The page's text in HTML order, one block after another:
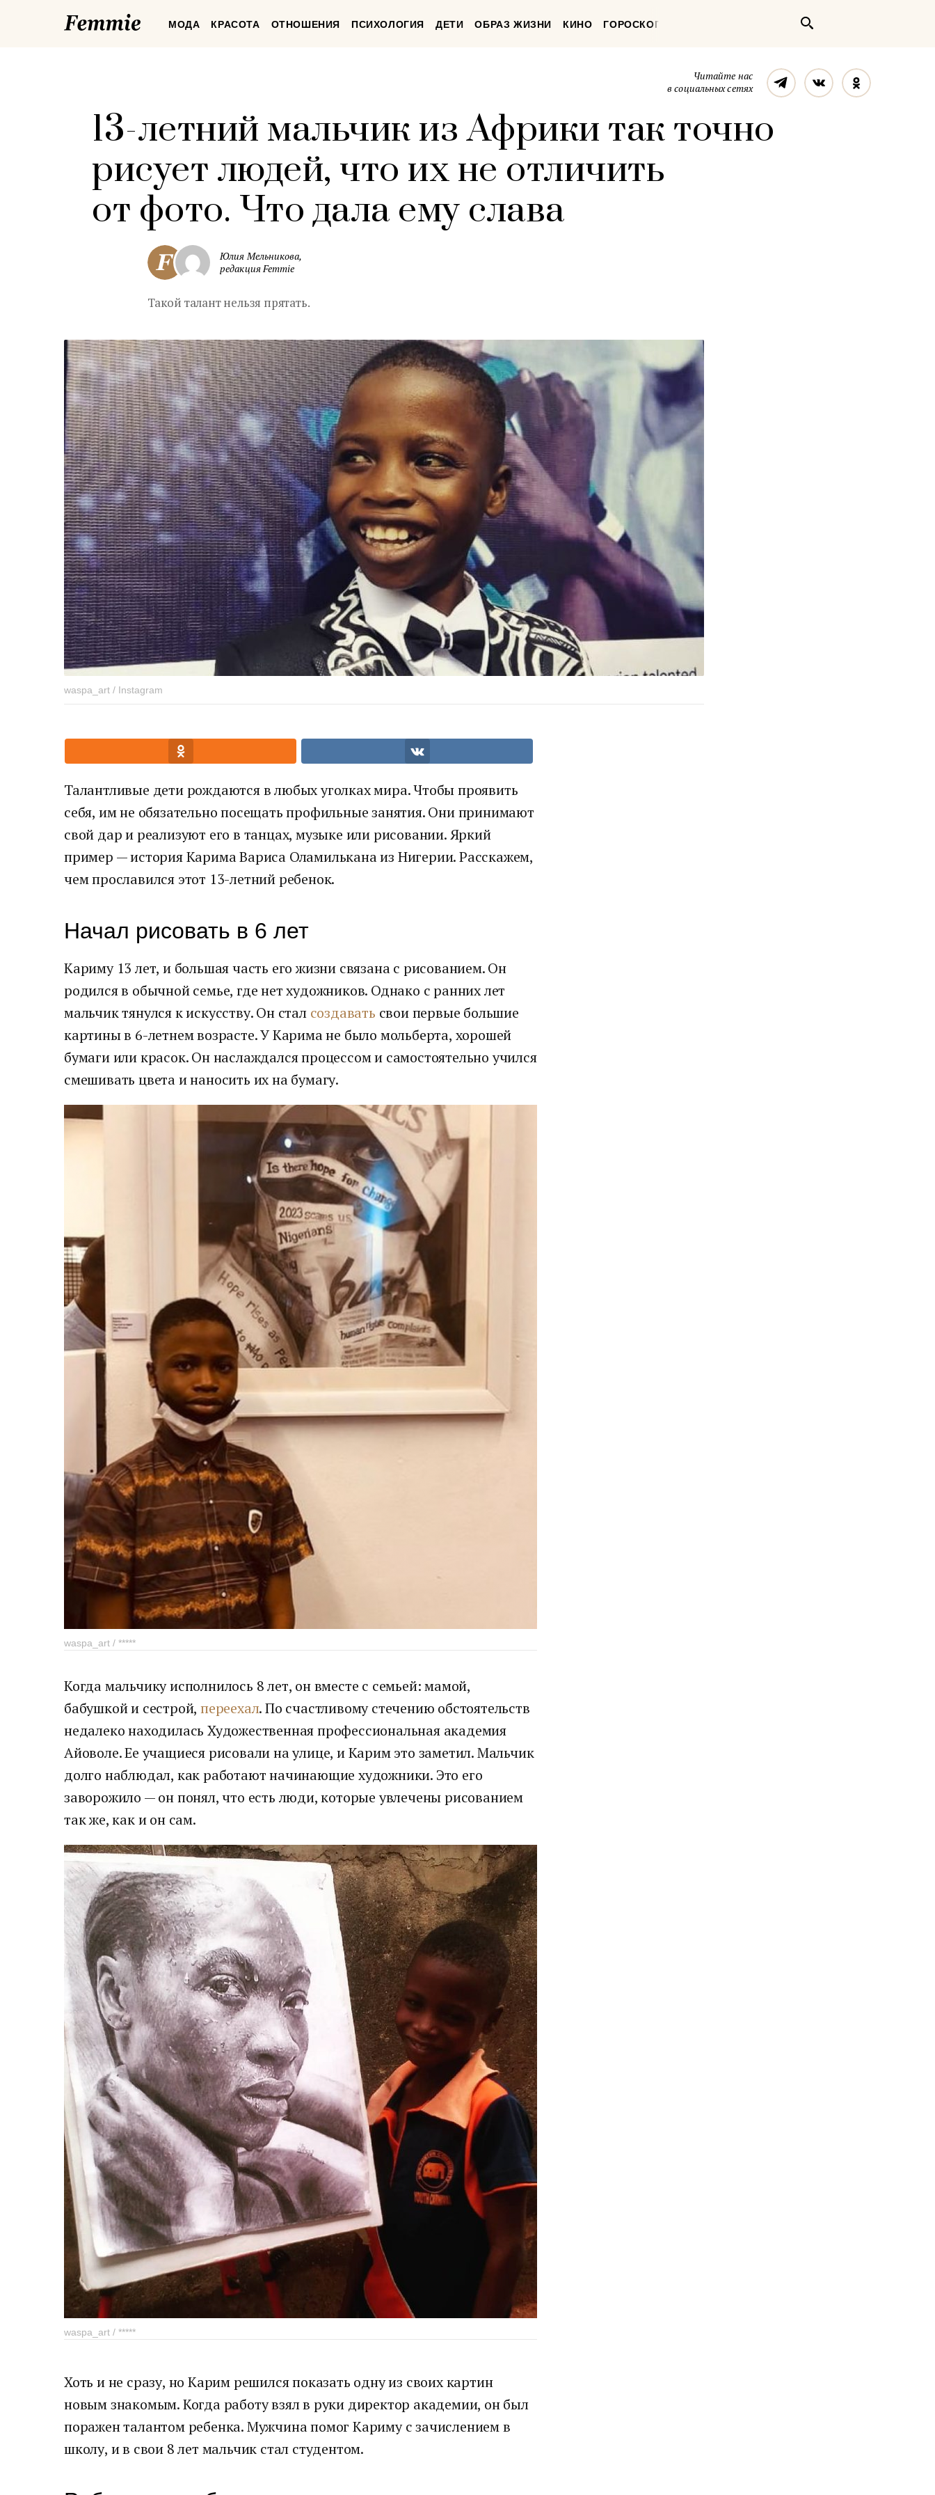
FemmieМОДА КРАСОТА ОТНОШЕНИЯ ПСИХОЛОГИЯ ДЕТИ ОБРАЗ ЖИЗНИ КИНО ГОРОСКОП
Читайте нас
в социальных сетях
ТелеграмВконтакте
13-летний мальчик из Африки так точно
рисует людей, что их не отличить
от фото. Что дала ему слава
Юлия Мельникова,
редакция Femmie
Такой талант нельзя прятать.
waspa_art / Instagram
Талантливые дети рождаются в любых уголках мира. Чтобы проявить
себя, им не обязательно посещать профильные занятия. Они принимают
свой дар и реализуют его в танцах, музыке или рисовании. Яркий
пример — история Карима Вариса Оламилькана из Нигерии. Расскажем,
чем прославился этот 13-летний ребенок.
Начал рисовать в 6 лет
Кариму 13 лет, и большая часть его жизни связана с рисованием. Он
родился в обычной семье, где нет художников. Однако с ранних лет
мальчик тянулся к искусству. Он стал создавать свои первые большие
картины в 6-летнем возрасте. У Карима не было мольберта, хорошей
бумаги или красок. Он наслаждался процессом и самостоятельно учился
смешивать цвета и наносить их на бумагу.
waspa_art / *****
Когда мальчику исполнилось 8 лет, он вместе с семьей: мамой,
бабушкой и сестрой,переехал. По счастливому стечению обстоятельств
недалеко находилась Художественная профессиональная академия
Айоволе. Ее учащиеся рисовали на улице, и Карим это заметил. Мальчик
долго наблюдал, как работают начинающие художники. Это его
заворожило — он понял, что есть люди, которые увлечены рисованием
так же, как и он сам.
waspa_art / *****
Хоть и не сразу, но Карим решился показать одну из своих картин
новым знакомым. Когда работу взял в руки директор академии, он был
поражен талантом ребенка. Мужчина помог Кариму с зачислением в
школу, и в свои 8 лет мальчик стал студентом.